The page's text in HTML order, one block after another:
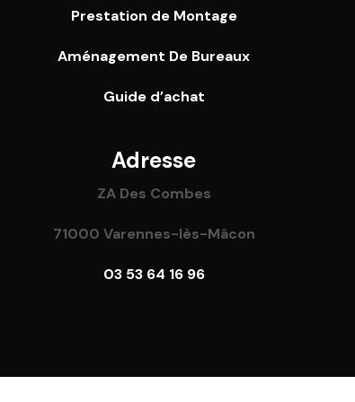
Prestation de Montage
Aménagement De Bureaux
Guide d’achat
Adresse
ZA Des Combes
71000 Varennes-lès-Mâcon
03 53 64 16 96